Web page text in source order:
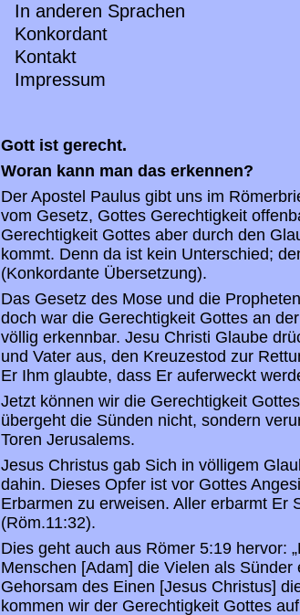
In anderen Sprachen
Konkordant
Kontakt
Impressum
Gott ist gerecht.
Woran kann man das erkennen?
Der Apostel Paulus gibt uns im
vom Gesetz, Gottes Gerechtigkeit
Gerechtigkeit Gottes aber durch den
kommt. Denn da ist kein Unterschied;
(Konkordante Übersetzung).
Das Gesetz des Mose und die
doch war die Gerechtigkeit Gottes an
völlig erkennbar. Jesu Christi Glaube
und Vater aus, den Kreuzestod zur
Er Ihm glaubte, dass Er auferweckt
Jetzt können wir die Gerechtigkeit
übergeht die Sünden nicht, sondern
Toren Jerusalems.
Jesus Christus gab Sich in völligem
dahin. Dieses Opfer ist vor Gottes
Erbarmen zu erweisen. Aller erbarmt Er
(Röm.11:32).
Dies geht auch aus Römer 5:19 hervor:
Menschen [Adam] die Vielen als
Gehorsam des Einen [Jesus Christus]
kommen wir der Gerechtigkeit Gottes